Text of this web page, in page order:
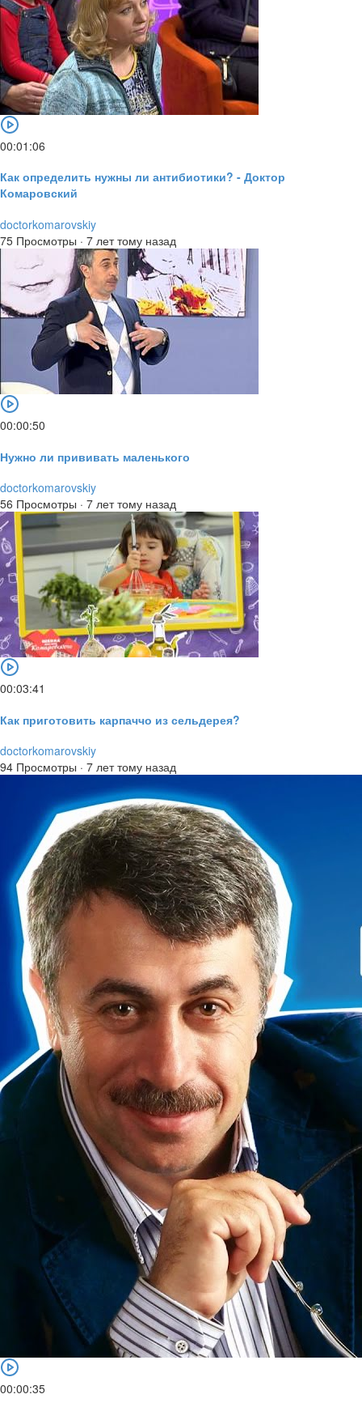
00:01:06
Как определить нужны ли антибиотики? - Доктор
Комаровский
doctorkomarovskiy
75 Просмотры · 7 лет тому назад
00:00:50
Нужно ли прививать маленького
doctorkomarovskiy
56 Просмотры · 7 лет тому назад
00:03:41
Как приготовить карпаччо из сельдерея?
doctorkomarovskiy
94 Просмотры · 7 лет тому назад
00:00:35